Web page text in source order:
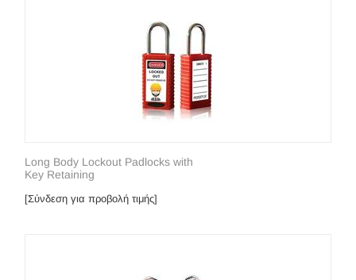
Long Body Lockout Padlocks with
Key Retaining
[Σύνδεση για προβολή τιμής]